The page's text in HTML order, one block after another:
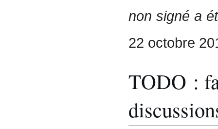
non signé a
22 octobre
TODO :